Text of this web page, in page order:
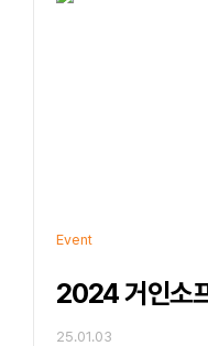
Event
2024 거인소
25.01.03